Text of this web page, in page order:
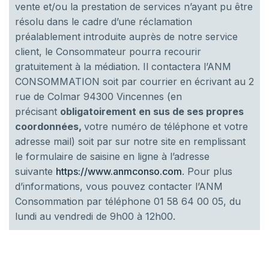
vente et/ou la prestation de services n’ayant pu être
résolu dans le cadre d’une réclamation
préalablement introduite auprès de notre service
client, le Consommateur pourra recourir
gratuitement à la médiation. Il contactera l’ANM
CONSOMMATION soit par courrier en écrivant au 2
rue de Colmar 94300 Vincennes (en
précisant obligatoirement en sus de ses propres
coordonnées, votre numéro de téléphone et votre
adresse mail) soit par sur notre site en remplissant
le formulaire de saisine en ligne à l’adresse
suivante https://www.anmconso.com. Pour plus
d’informations, vous pouvez contacter l’ANM
Consommation par téléphone 01 58 64 00 05, du
lundi au vendredi de 9h00 à 12h00.